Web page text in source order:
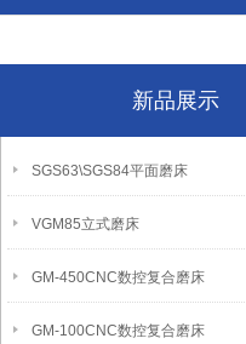
新品展示
SGS63\SGS84平面磨床
VGM85立式磨床
GM-450CNC数控复合磨床
GM-100CNC数控复合磨床